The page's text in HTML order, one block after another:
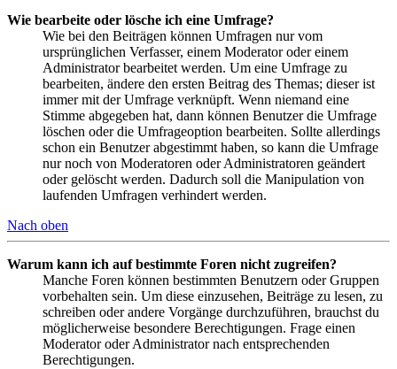
Wie bearbeite oder lösche ich eine Umfrage?
Wie bei den Beiträgen können Umfragen nur vom
ursprünglichen Verfasser, einem Moderator oder einem
Administrator bearbeitet werden. Um eine Umfrage zu
bearbeiten, ändere den ersten Beitrag des Themas; dieser ist
immer mit der Umfrage verknüpft. Wenn niemand eine
Stimme abgegeben hat, dann können Benutzer die Umfrage
löschen oder die Umfrageoption bearbeiten. Sollte allerdings
schon ein Benutzer abgestimmt haben, so kann die Umfrage
nur noch von Moderatoren oder Administratoren geändert
oder gelöscht werden. Dadurch soll die Manipulation von
laufenden Umfragen verhindert werden.
Nach oben
Warum kann ich auf bestimmte Foren nicht zugreifen?
Manche Foren können bestimmten Benutzern oder Gruppen
vorbehalten sein. Um diese einzusehen, Beiträge zu lesen, zu
schreiben oder andere Vorgänge durchzuführen, brauchst du
möglicherweise besondere Berechtigungen. Frage einen
Moderator oder Administrator nach entsprechenden
Berechtigungen.